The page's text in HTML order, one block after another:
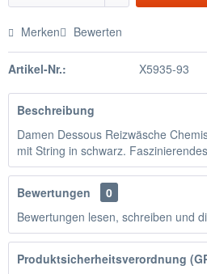
Merken Bewerten
Artikel-Nr.: X5935-93
Beschreibung
Damen Dessous Reizwäsche
mit String in schwarz.
Bewertungen
0
Bewertungen lesen, schreiben und
Produktsicherheitsverordnung